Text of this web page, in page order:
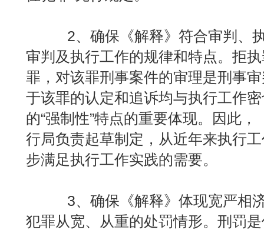
2、确保《解释》符合审判、执
审判及执行工作的规律和特点。拒
罪，对该罪刑事案件的审理是刑事
于该罪的认定和追诉均与执行工作
的“强制性”特点的重要体现。因此
行局负责起草制定，从近年来执行
步满足执行工作实践的需要。
3、确保《解释》体现宽严相济
犯罪从宽、从重的处罚情形。刑罚